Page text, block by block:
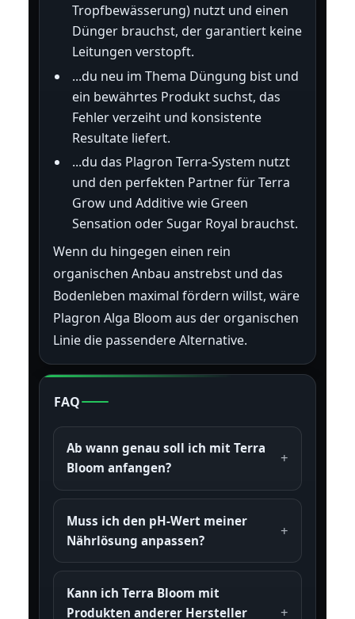
Tropfbewässerung) nutzt und einen
Dünger brauchst, der garantiert keine
Leitungen verstopft.
...du neu im Thema Düngung bist und
ein bewährtes Produkt suchst, das
Fehler verzeiht und konsistente
Resultate liefert.
...du das Plagron Terra-System nutzt
und den perfekten Partner für Terra
Grow und Additive wie Green
Sensation oder Sugar Royal brauchst.
Wenn du hingegen einen rein
organischen Anbau anstrebst und das
Bodenleben maximal fördern willst, wäre
Plagron Alga Bloom aus der organischen
Linie die passendere Alternative.
FAQ
Ab wann genau soll ich mit Terra
Bloom anfangen?
Muss ich den pH-Wert meiner
Nährlösung anpassen?
Kann ich Terra Bloom mit
Produkten anderer Hersteller